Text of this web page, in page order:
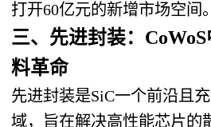
打开60亿元的新增市场空间。
三、先进封装：
料革命
先进封装是SiC一个前沿且
域，旨在解决高性能芯片的